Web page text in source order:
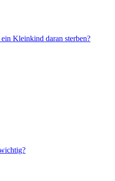
Kleinkind daran sterben?